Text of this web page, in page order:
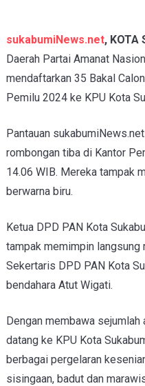
sukabumiNews.net, KOTA
Daerah Partai Amanat
mendaftarkan 35 Bakal
Pemilu 2024 ke KPU Kota
Pantauan
rombongan tiba di Kantor
14.06 WIB. Mereka tampak
berwarna biru.
Ketua DPD PAN Kota
tampak memimpin langsung
Sekertaris DPD PAN Kota
bendahara Atut Wigati.
Dengan membawa
datang ke KPU Kota
berbagai pergelaran
sisingaan, badut dan